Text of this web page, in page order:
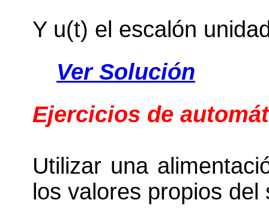
Y u(t) el escalón
Ver Solución
Ejercicios de
Utilizar una
los valores propios